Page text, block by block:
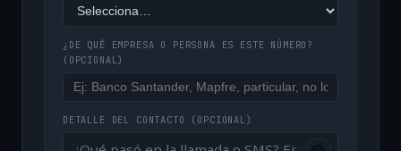
¿DE QUÉ EMPRESA O PERSONA ES ESTE NÚMERO?
(OPCIONAL)
DETALLE DEL CONTACTO (OPCIONAL)